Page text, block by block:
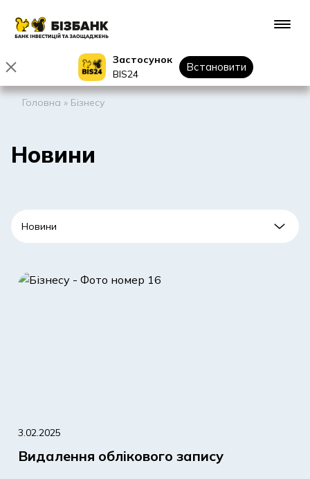
Застосунок
BIS24
Встановити
Головна » Бізнесу
Новини
3.02.2025
Видалення облікового запису